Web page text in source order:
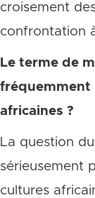
croisement
confrontation
Le terme de
fréquemment
africaines ?
La question
sérieusement
cultures